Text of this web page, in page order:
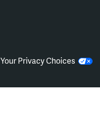
Your Privacy Choices